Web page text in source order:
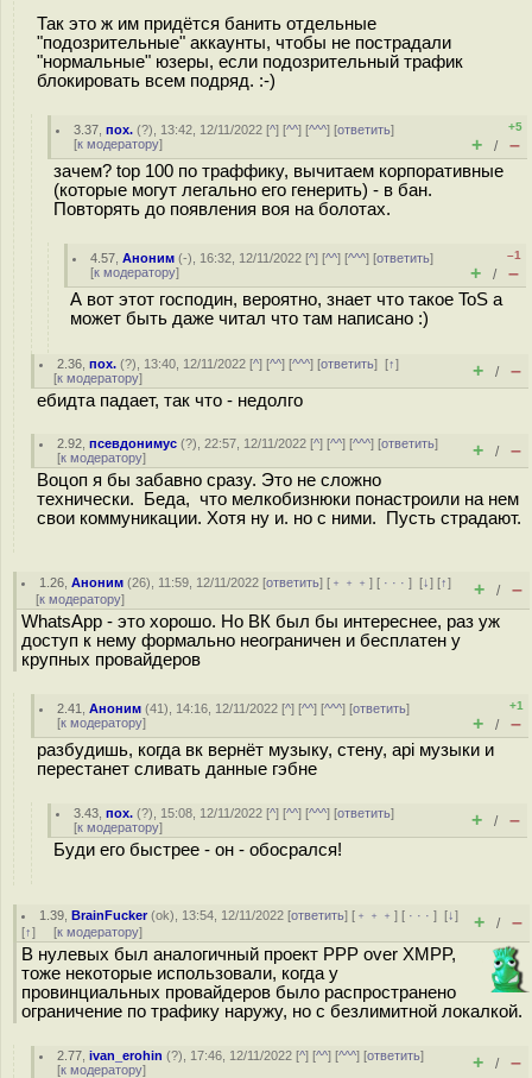
Так это ж им придётся банить отдельные
"подозрительные" аккаунты, чтобы не пострадали
"нормальные" юзеры, если подозрительный трафик
блокировать всем подряд. :-)
3.37 ,пох. (?), 13:42, 12/11/2022 [^] [^^] [^^^] [ответить]
[к модератору]
+5
+ / –
зачем? top 100 по траффику, вычитаем корпоративные
(которые могут легально его генерить) - в бан.
Повторять до появления воя на болотах.
4.57 ,Аноним (-), 16:32, 12/11/2022 [^] [^^] [^^^] [ответить]
[к модератору]
–1
+ / –
А вот этот господин, вероятно, знает что такое ToS а
может быть даже читал что там написано :)
2.36 ,пох. (?), 13:40, 12/11/2022 [^] [^^] [^^^] [ответить][↑]
[к модератору] + / –
ебидта падает, так что - недолго
2.92 ,псевдонимус (?), 22:57, 12/11/2022 [^] [^^] [^^^] [ответить]
[к модератору] + / –
Воцоп я бы забавно сразу. Это не сложно
технически. Беда, что мелкобизнюки понастроили на нем
свои коммуникации. Хотя ну и. но с ними. Пусть страдают.
1.26 ,Аноним (26), 11:59, 12/11/2022 [ответить] [ ﹢﹢﹢] [ · · ·][↓] [↑]
[к модератору] + / –
WhatsApp - это хорошо. Но ВК был бы интереснее, раз уж
доступ к нему формально неограничен и бесплатен у
крупных провайдеров
2.41 ,Аноним (41), 14:16, 12/11/2022 [^] [^^] [^^^] [ответить]
[к модератору]
+1
+ / –
разбудишь, когда вк вернёт музыку, стену, api музыки и
перестанет сливать данные гэбне
3.43 ,пох. (?), 15:08, 12/11/2022 [^] [^^] [^^^] [ответить]
[к модератору] + / –
Буди его быстрее - он - обоcpaлся!
1.39 ,BrainFucker(ok), 13:54, 12/11/2022 [ответить] [ ﹢﹢﹢] [ · · ·][↓]
[↑] [к модератору] + / –
В нулевых был аналогичный проект PPP over XMPP,
тоже некоторые использовали, когда у
провинциальных провайдеров было распространено
ограничение по трафику наружу, но с безлимитной локалкой.
2.77 ,ivan_erohin (?), 17:46, 12/11/2022 [^] [^^] [^^^] [ответить]
[к модератору] + / –